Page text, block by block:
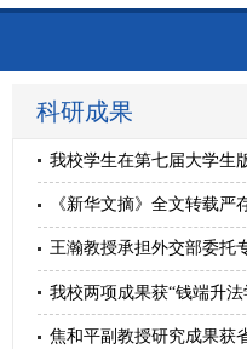
科研成果
王瀚教授承担外交部委托
我校两项成果获“钱端升